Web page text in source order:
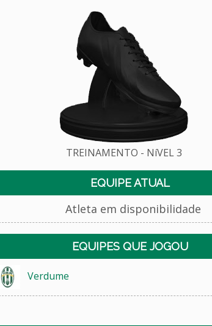
TREINAMENTO - NíVEL 3
EQUIPE ATUAL
Atleta em disponibilidade
EQUIPES QUE JOGOU
Verdume